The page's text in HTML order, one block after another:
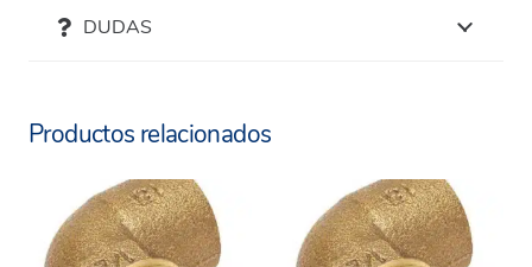
paso del tiempo.
Saludable y seguro.
DUDAS
Productos relacionados